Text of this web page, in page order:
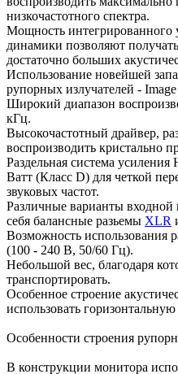
низкочастотного спектра.
Мощность интегрированного
динамики позволяют
достаточно больших
Использование новейшей
рупорных излучателей -
Широкий диапазон
кГц.
Высокочастотный драйвер,
воспроизводить кристально
Раздельная система
Ватт (Класс D) для четкой
звуковых частот.
Различные варианты
себя балансные разьемы XLR
Возможность использования
(100 - 240 В, 50/60 Гц).
Небольшой вес, благодаря
транспортировать.
Особенное строение
использовать
Особенности строения
В конструкции монитора